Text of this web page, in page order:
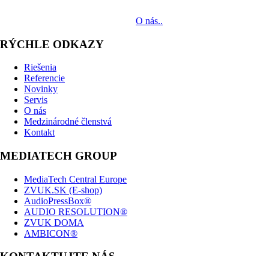
O nás..
RÝCHLE ODKAZY
Riešenia
Referencie
Novinky
Servis
O nás
Medzinárodné členstvá
Kontakt
MEDIATECH GROUP
MediaTech Central Europe
ZVUK.SK (E-shop)
AudioPressBox®
AUDIO RESOLUTION®
ZVUK DOMA
AMBICON®